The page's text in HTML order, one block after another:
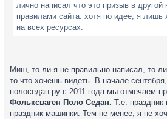
лично написал что это призыв в другой
правилами сайта. хотя по идее, я лишь
на всех ресурсах.
Миш, то ли я не правильно написал, то
то что хочешь видеть. В начале
полоседан.ру с 2011 года мы отмечаем
Фольксваген Поло Седан. Т.е.
праздник машинки. Тем не менее, я не